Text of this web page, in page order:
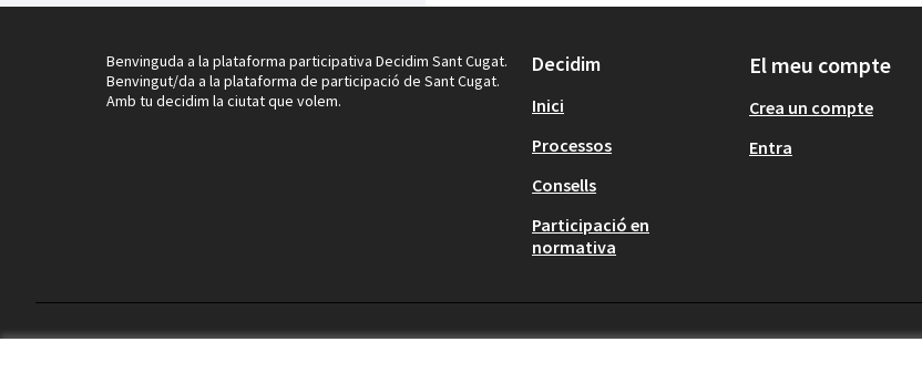
Benvinguda a la plataforma participativa Decidim Sant Cugat.
Benvingut/da a la plataforma de participació de Sant Cugat.
Amb tu decidim la ciutat que volem.
Decidim
Inici
Processos
Consells
Participació en
normativa
El meu compte
Crea un compte
Entra